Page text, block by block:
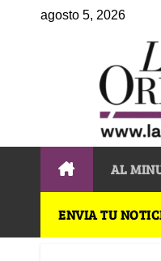
agosto 5, 2026
AL
ENVIA TU